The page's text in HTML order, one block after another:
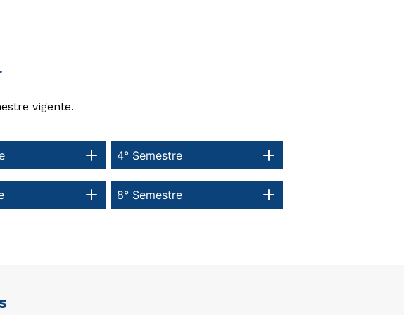
vigente.
8° Semestre
4° Semestre